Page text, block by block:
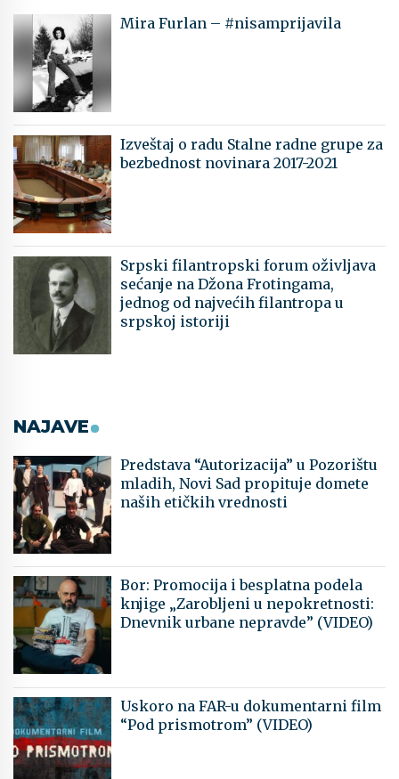
Mira Furlan – #nisamprijavila
Izveštaj o radu Stalne radne grupe za
bezbednost novinara 2017-2021
Srpski filantropski forum oživljava
sećanje na Džona Frotingama,
jednog od najvećih filantropa u
srpskoj istoriji
NAJAVE
Predstava “Autorizacija” u Pozorištu
mladih, Novi Sad propituje domete
naših etičkih vrednosti
Bor: Promocija i besplatna podela
knjige „Zarobljeni u nepokretnosti:
Dnevnik urbane nepravde” (VIDEO)
Uskoro na FAR-u dokumentarni film
“Pod prismotrom” (VIDEO)